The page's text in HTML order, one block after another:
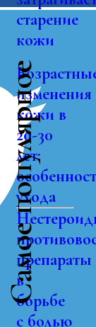
старение
кожи
Самое популярное
изменения
кожи в
20-30
лет:
ухода
препараты
в
борьбе
с болью